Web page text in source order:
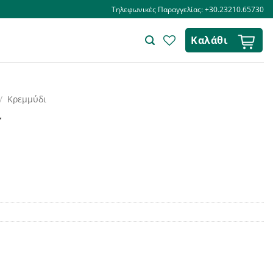
Τηλεφωνικές Παραγγελίας: +30.23210.65730
Καλάθι
/ Κρεμμύδι